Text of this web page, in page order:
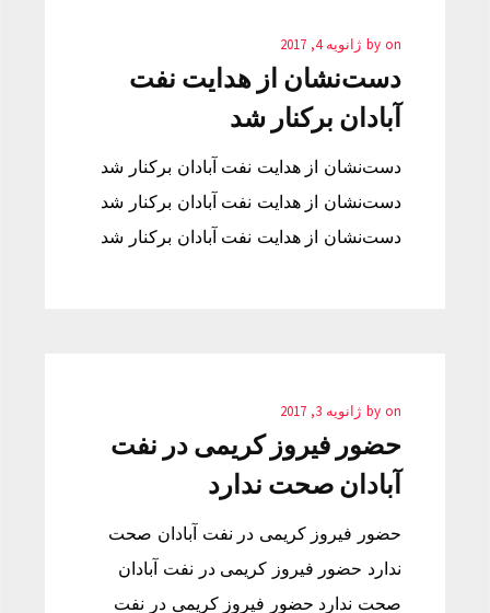
by on ژانویه 4, 2017
دست‌نشان از هدایت نفت
آبادان برکنار شد
دست‌نشان از هدایت نفت آبادان برکنار شد
دست‌نشان از هدایت نفت آبادان برکنار شد
دست‌نشان از هدایت نفت آبادان برکنار شد
by on ژانویه 3, 2017
حضور فیروز کریمی در نفت
آبادان صحت ندارد
حضور فیروز کریمی در نفت آبادان صحت
ندارد حضور فیروز کریمی در نفت آبادان
صحت ندارد حضور فیروز کریمی در نفت